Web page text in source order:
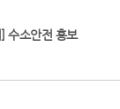
수소안전 홍보